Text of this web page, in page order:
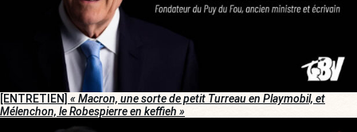
[ENTRETIEN] « Macron, une sorte de petit Turreau en Playmobil, et
Mélenchon, le Robespierre en keffieh »